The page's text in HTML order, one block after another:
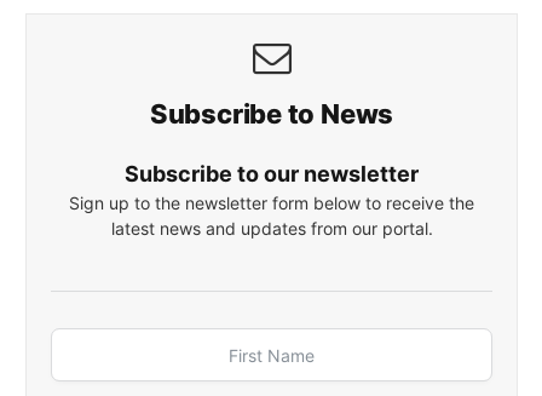
Subscribe to News
Subscribe to our newsletter
Sign up to the newsletter form below to receive the
latest news and updates from our portal.